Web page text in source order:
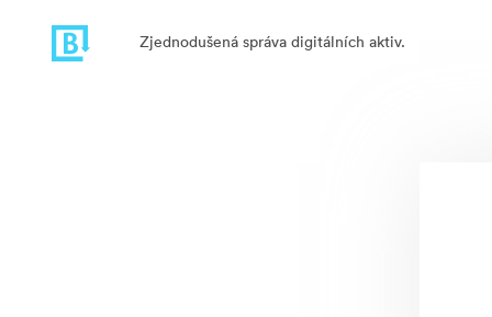
Zjednodušená správa digitálních aktiv.